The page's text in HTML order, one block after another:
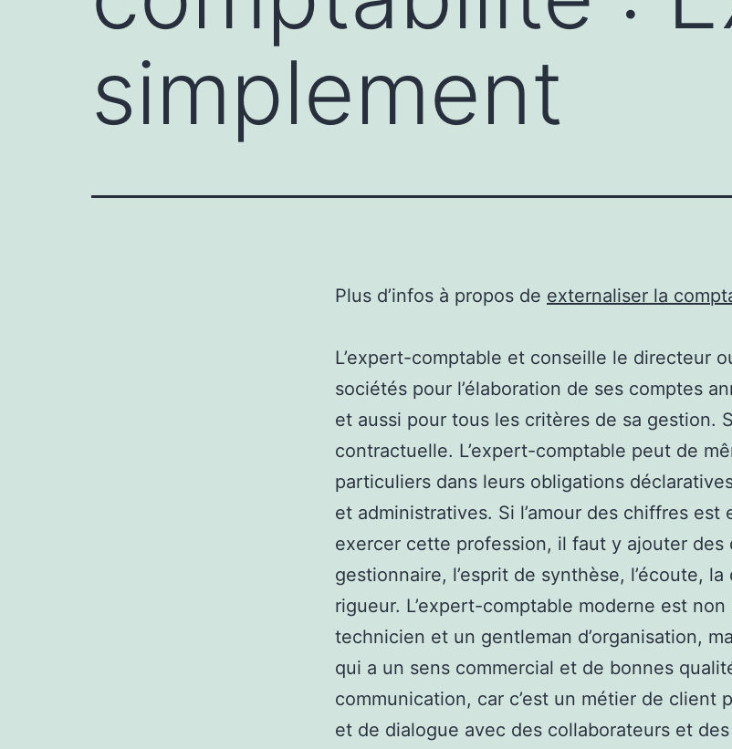
simplement
Plus d’infos à propos de externaliser la
L’expert-comptable et conseille le directeur
sociétés pour l’élaboration de ses comptes
et aussi pour tous les critères de sa gestion.
contractuelle. L’expert-comptable peut de
particuliers dans leurs obligations
et administratives. Si l’amour des chiffres est
exercer cette profession, il faut y ajouter des
gestionnaire, l’esprit de synthèse, l’écoute,
rigueur. L’expert-comptable moderne est
technicien et un gentleman d’organisation,
qui a un sens commercial et de bonnes
communication, car c’est un métier de client
et de dialogue avec des collaborateurs et